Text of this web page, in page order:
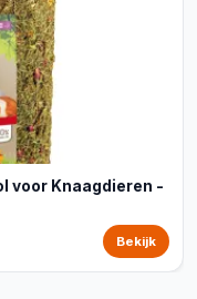
voor Knaagdieren -
Bekijk